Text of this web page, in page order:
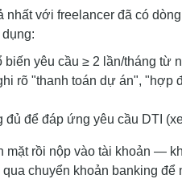
với freelancer đã có
yêu cầu ≥ 2 lần/tháng từ
rõ "thanh toán dự án",
đủ để đáp ứng yêu cầu DTI
mặt rồi nộp vào tài khoản —
chuyển khoản banking để